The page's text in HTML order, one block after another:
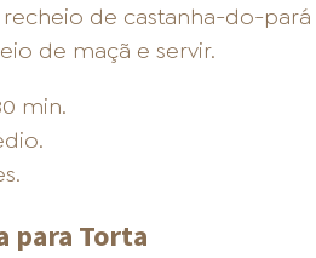
de castanha-do-
de maçã e servir.
min.
para Torta